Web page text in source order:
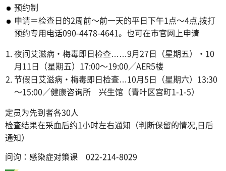
预约制
申请＝检查日的2周前～前一天的平日下午1点～4点,拨打
预约专用电话090-4478-4641。也可在市官网上申请
夜间艾滋病・梅毒即日检查……9月27日（星期五）・10
月11日（星期五）17:00～19:00／AER5楼
节假日艾滋病・梅毒即日检查…10月5日（星期六）13:30
～15:00／健康咨询所 兴生馆（青叶区宫町1-1-5）
定员为先到者各30人
检查结果在采血后约1小时左右通知（判断保留的情况,日后
通知）
问询：感染症对策课 022-214-8029